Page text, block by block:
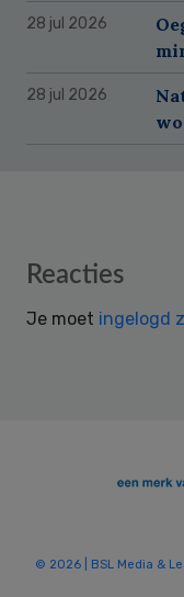
28 jul 2026
28 jul 2026
Reader
Reacties
Je moet ingelogd
© 2026 | BSL Media &